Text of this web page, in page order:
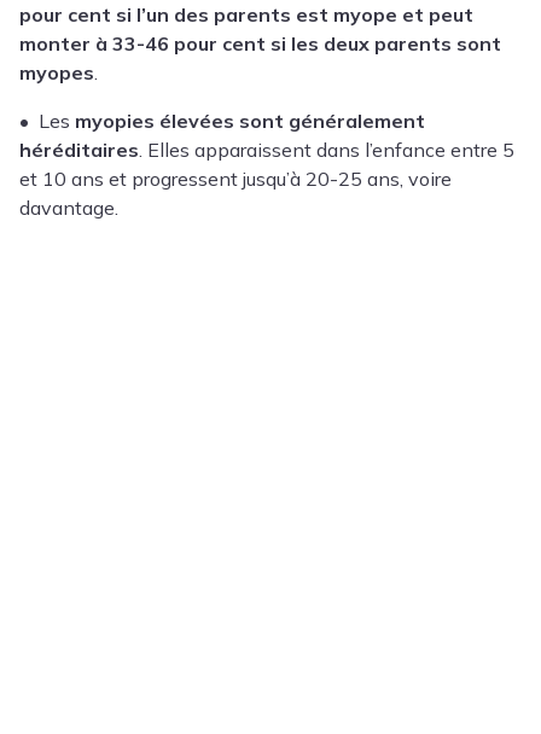
pour cent si l’un des parents est myope et peut
monter à 33-46 pour cent si les deux parents sont
myopes
• Les myopies élevées sont généralement
héréditaires . Elles apparaissent dans l’enfance entre 5
et 10 ans et progressent jusqu’à 20-25 ans, voire
davantage.